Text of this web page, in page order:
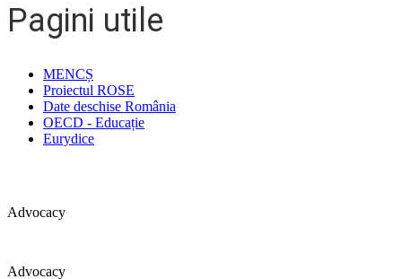
Pagini utile
MENCȘ
Proiectul ROSE
Date deschise România
OECD - Educație
Eurydice
Advocacy
Advocacy